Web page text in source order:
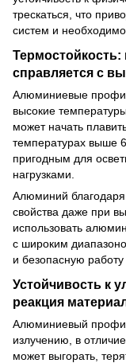
трескаться, что
систем и
справляется с
Алюминиевые
высокие
может начать
температурах выше
пригодным для
нагрузками.
Алюминий благодаря
свойства даже при
использовать
с широким
и безопасную
Устойчивость к
реакция
Алюминиевый
излучению, в
может выгорать,